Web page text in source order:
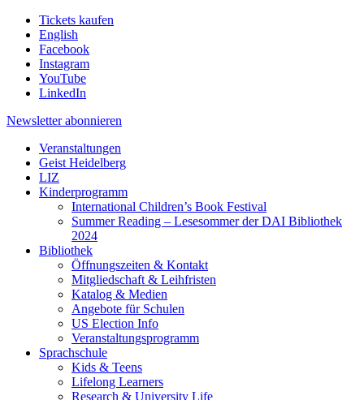
Tickets kaufen
English
Facebook
Instagram
YouTube
LinkedIn
Newsletter abonnieren
Veranstaltungen
Geist Heidelberg
LIZ
Kinderprogramm
International Children’s Book Festival
Summer Reading – Lesesommer der DAI Bibliothek
2024
Bibliothek
Öffnungszeiten & Kontakt
Mitgliedschaft & Leihfristen
Katalog & Medien
Angebote für Schulen
US Election Info
Veranstaltungsprogramm
Sprachschule
Kids & Teens
Lifelong Learners
Research & University Life